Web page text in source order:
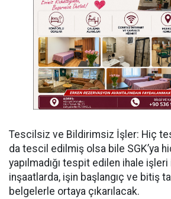
Tescilsiz ve Bildirimsiz İşler: Hiç
da tescil edilmiş olsa bile SGK’ya
yapılmadığı tespit edilen ihale işleri
inşaatlarda, işin başlangıç ve bitiş
belgelerle ortaya çıkarılacak.